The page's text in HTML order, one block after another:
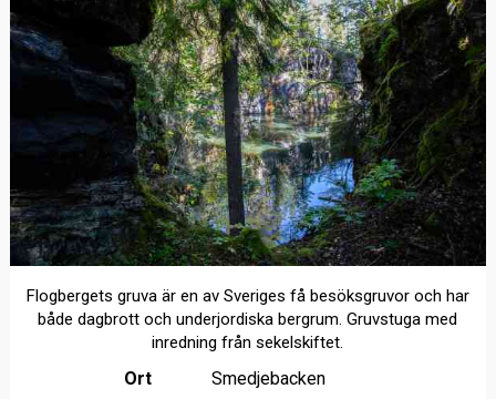
Flogbergets gruva är en av Sveriges få besöksgruvor och har
både dagbrott och underjordiska bergrum. Gruvstuga med
inredning från sekelskiftet.
Ort Smedjebacken